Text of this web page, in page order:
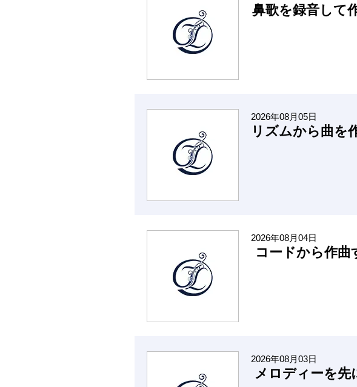
鼻歌を録音して
2026年08月05日
リズムから曲を
2026年08月04日
コードから作曲
2026年08月03日
メロディーを先